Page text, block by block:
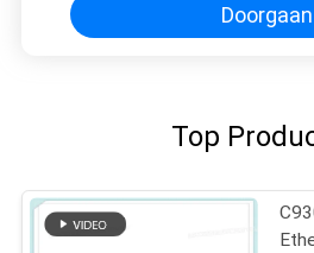
Doorgaan
Top